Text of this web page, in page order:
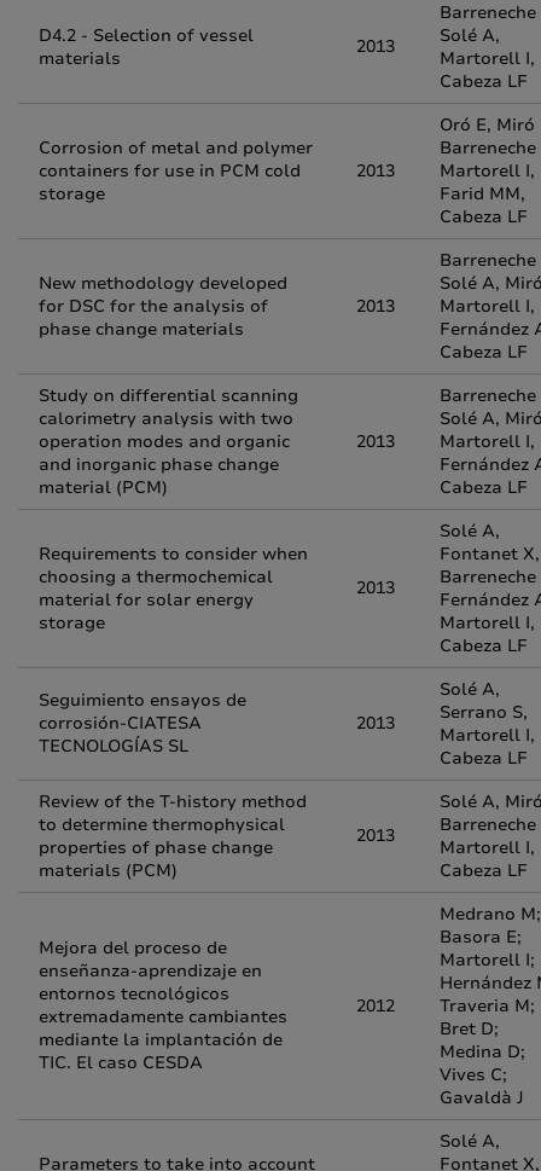
D4.2 - Selection of vessel
materials
2013
Barreneche
Solé A,
Martorell I,
Cabeza LF
Corrosion of metal and polymer
containers for use in PCM cold
storage
2013
Oró E, Miró
Barreneche
Martorell I,
Farid MM,
Cabeza LF
New methodology developed
for DSC for the analysis of
phase change materials
2013
Barreneche
Solé A,
Martorell I,
Fernández
Cabeza LF
Study on differential scanning
calorimetry analysis with two
operation modes and organic
and inorganic phase change
material (PCM)
2013
Barreneche
Solé A,
Martorell I,
Fernández
Cabeza LF
Requirements to consider when
choosing a thermochemical
material for solar energy
storage
2013
Solé A,
Fontanet X,
Barreneche
Fernández
Martorell I,
Cabeza LF
Seguimiento ensayos de
corrosión-CIATESA
TECNOLOGÍAS SL
2013
Solé A,
Serrano S,
Martorell I,
Cabeza LF
Review of the T-history method
to determine thermophysical
properties of phase change
materials (PCM)
2013
Solé A,
Barreneche
Martorell I,
Cabeza LF
Mejora del proceso de
enseñanza-aprendizaje en
entornos tecnológicos
extremadamente cambiantes
mediante la implantación de
TIC. El caso CESDA
2012
Medrano M;
Basora E;
Martorell I;
Hernández
Traveria M;
Bret D;
Medina D;
Vives C;
Gavaldà J
Parameters to take into account
Solé A,
Fontanet X,